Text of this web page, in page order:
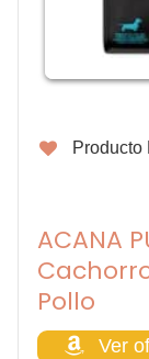
Producto
ACANA
Pollo
Ver